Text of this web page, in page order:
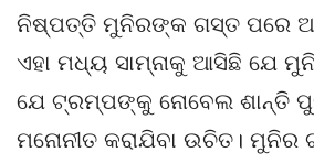
ନିଷ୍ପତ୍ତି ମୁନିରଙ୍କ ଗସ୍ତ ପରେ
ଏହା ମଧ୍ୟ ସାମ୍ନାକୁ ଆସିଛି ଯେ
ଯେ ଟ୍ରମ୍ପଙ୍କୁ ନୋବେଲ ଶାନ୍ତି
ମନୋନୀତ କରାଯିବା ଉଚିତ।